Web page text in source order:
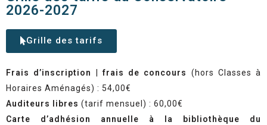
2026-2027
Grille des tarifs
Frais d’inscription |frais de concours
(hors Classes à
Horaires Aménagés) : 54,00€
Auditeurs libres (tarif mensuel) : 60,00€
Carte d’adhésion annuelle à la bibliothèque du